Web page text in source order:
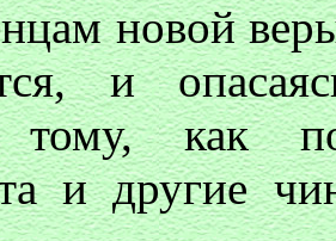
новой
и
тому, как
и другие